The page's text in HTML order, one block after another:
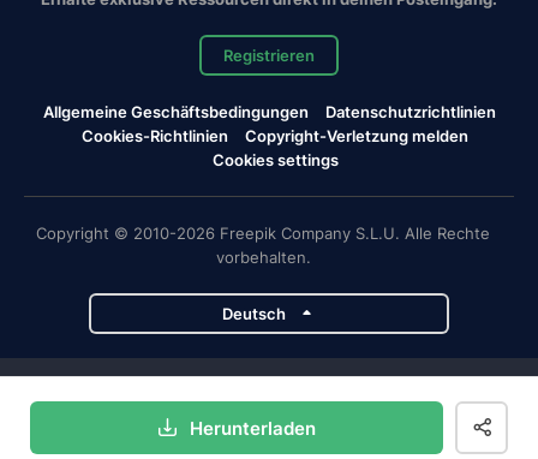
Herunterladen
Registrieren
Allgemeine Geschäftsbedingungen
Datenschutzrichtlinien
Cookies-Richtlinien
Copyright-Verletzung melden
Cookies settings
Copyright © 2010-2026 Freepik Company S.L.U. Alle Rechte
vorbehalten.
Deutsch
Magnific Flaticon